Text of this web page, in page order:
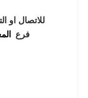
للاتصال او
فرع